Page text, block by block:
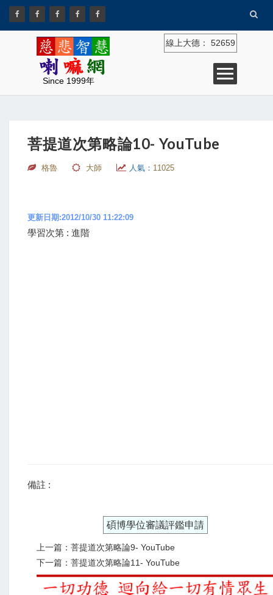
Since 1999年
線上大德： 52659
菩提道次第略論10- YouTube
格魯 大師 人氣： 11025
更新日期:2012/10/30 11:22:09
學習次第 : 進階
備註 :
碩博學位審議評鑑申請
上一篇：菩提道次第略論9- YouTube
下一篇：菩提道次第略論11- YouTube